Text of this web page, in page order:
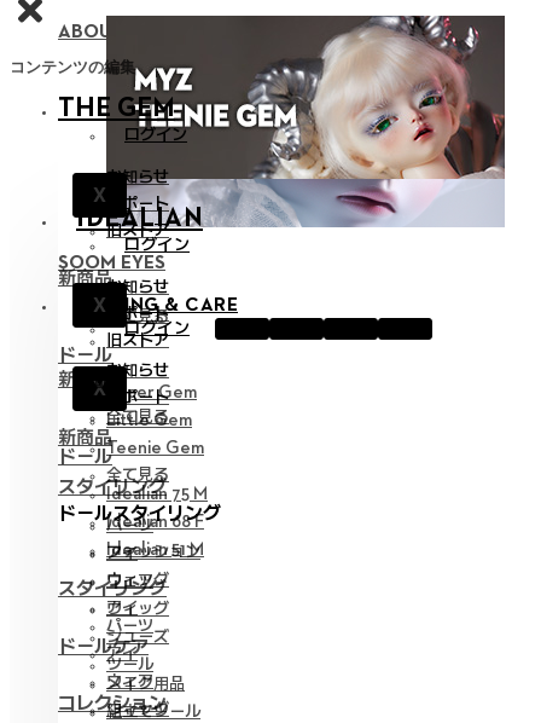
ABOUT NEOR 13
SOOM EYES
STYLING & CARE
ログイン
X
お知らせ
サポート
新商品
全て見る
ドールスタイリング
ファッション
ウィッグ
アイ
ドールケア
メイク用品
組立てツール
IDEALIAN
ログイン
X
お知らせ
サポート
旧ストア
新商品
全て見る
ドール
Idealian 75 M
Idealian 68 F
Idealian 51 M
スタイリング
パーツ
アイ
ウェア
ウィッグ
コンテンツの編集
THE GEM
ログイン
X
お知らせ
サポート
旧ストア
新商品
全て見る
ドール
Hyper Gem
Little Gem
Teenie Gem
スタイリング
パーツ
アイ
ウェア
ウィッグ
シューズ
ツール
コレクション